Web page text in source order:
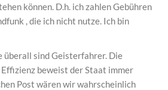
können. D.h. ich zahlen Gebühren
, die ich nicht nutze. Ich bin
überall sind Geisterfahrer. Die
beweist der Staat immer
Post wären wir wahrscheinlich